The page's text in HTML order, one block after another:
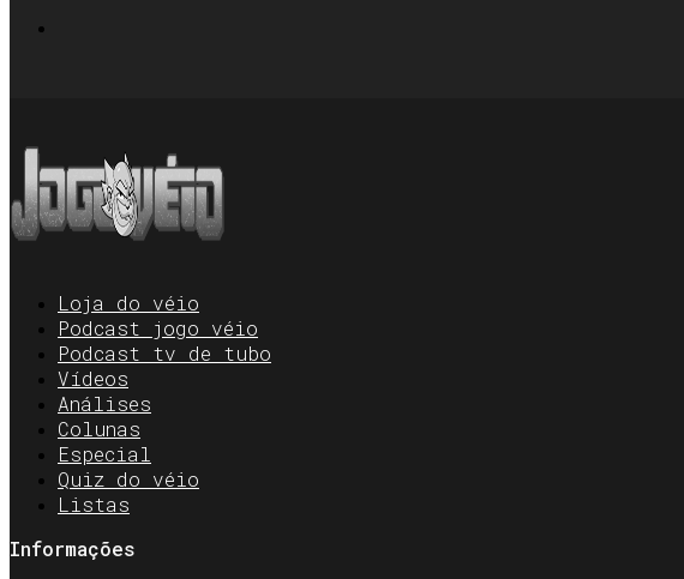
Loja do véio
Podcast jogo véio
Podcast tv de tubo
Vídeos
Análises
Colunas
Especial
Quiz do véio
Listas
Informações